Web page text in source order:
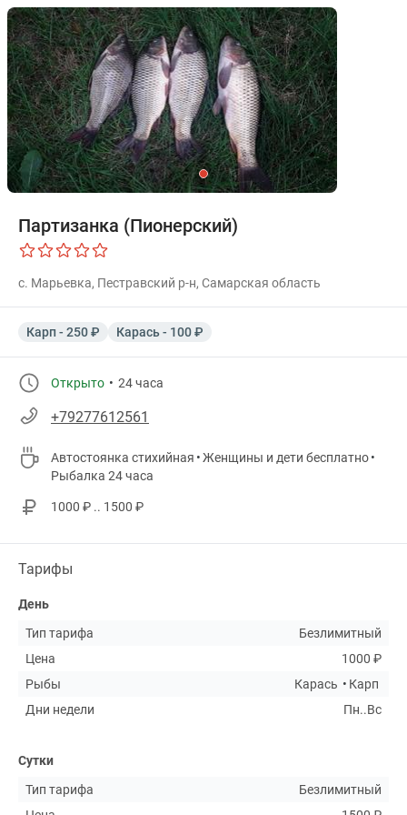
Партизанка (Пионерский)
с. Марьевка, Пестравский р-н, Самарская область
Карп - 250 ₽ Карась - 100 ₽
Открыто 24 часа
+79277612561
Автостоянка стихийная
Женщины и дети бесплатно
Рыбалка 24 часа
1000 ₽ .. 1500 ₽
Тарифы
День
Тип тарифа
Безлимитный
Цена
1000 ₽
Рыбы
Карась
Карп
Дни недели
Пн..Вс
Сутки
Тип тарифа
Безлимитный